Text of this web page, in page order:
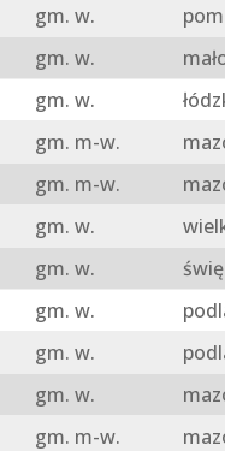
gm. w.
gm. w.
gm. w.
gm. m-w.
gm. m-w.
gm. w.
gm. w.
gm. w.
gm. w.
gm. w.
gm. m-w.